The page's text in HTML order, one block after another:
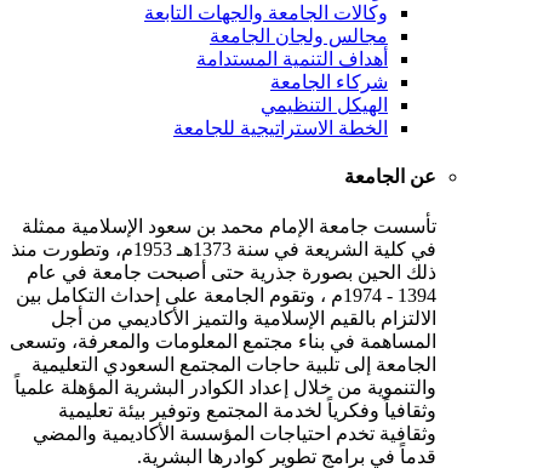
وكالات الجامعة والجهات التابعة
مجالس ولجان الجامعة
أهداف التنمية المستدامة
شركاء الجامعة
الهيكل التنظيمي
الخطة الاستراتيجية للجامعة
عن الجامعة
تأسست جامعة الإمام محمد بن سعود الإسلامية ممثلة
في كلية الشريعة في سنة 1373هـ 1953م، وتطورت منذ
ذلك الحين بصورة جذرية حتى أصبحت جامعة في عام
1394 - 1974م ، وتقوم الجامعة على إحداث التكامل بين
الالتزام بالقيم الإسلامية والتميز الأكاديمي من أجل
المساهمة في بناء مجتمع المعلومات والمعرفة، وتسعى
الجامعة إلى تلبية حاجات المجتمع السعودي التعليمية
والتنموية من خلال إعداد الكوادر البشرية المؤهلة علمياً
وثقافياً وفكرياً لخدمة المجتمع وتوفير بيئة تعليمية
وثقافية تخدم احتياجات المؤسسة الأكاديمية والمضي
قدماً في برامج تطوير كوادرها البشرية.